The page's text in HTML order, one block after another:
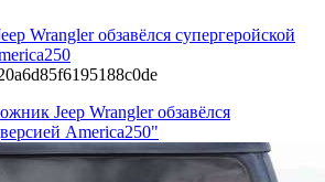
Wrangler обзавёлся супергеройской
Jeep Wrangler обзавёлся
America250"